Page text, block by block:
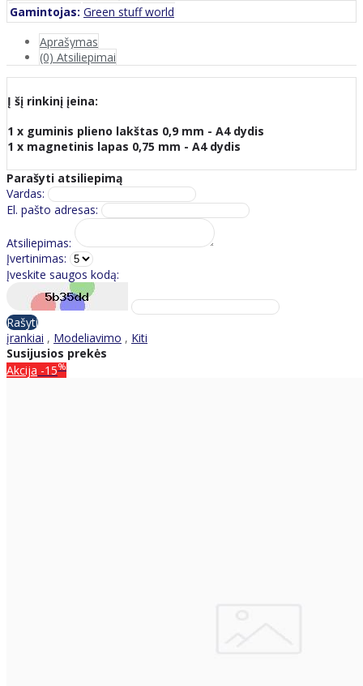
Gamintojas: Green stuff world
Aprašymas
(0) Atsiliepimai
Į šį rinkinį įeina:
1 x guminis plieno lakštas 0,9 mm - A4 dydis
1 x magnetinis lapas 0,75 mm - A4 dydis
Parašyti atsiliepimą
Vardas:
El. pašto adresas:
Atsiliepimas:
Įvertinimas:
Įveskite saugos kodą:
Rašyti
įrankiai , Modeliavimo , Kiti
Susijusios prekės
Akcija -15%